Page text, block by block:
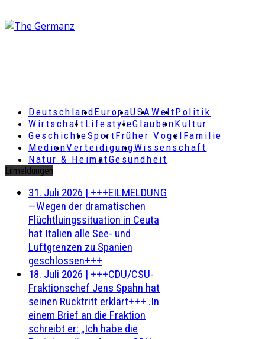
DeutschlandEuropaUSAWeltPolitik
Wirtschaft LifestyleGlaubenKultur
GeschichteSportFrüher Vogel Familie
MedienVerteidigungWissenschaft
Natur & HeimatGesundheit
Eilmeldungen
31. Juli 2026 | +++EILMELDUNG
—Wegen der dramatischen
Flüchtluingssituation in Ceuta
hat Italien alle See- und
Luftgrenzen zu Spanien
geschlossen+++
18. Juli 2026 | +++CDU/CSU-
Fraktionschef Jens Spahn hat
seinen Rücktritt erklärt+++ .In
einem Brief an die Fraktion
schreibt er: „Ich habe die